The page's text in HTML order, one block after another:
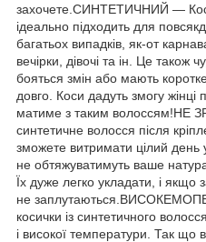
захочете.СИНТЕТИЧНИЙ —
ідеально підходить для
багатьох випадків, як-от
вечірки, дівочі та ін. Це також
бояться змін або мають
довго. Коси дадуть змогу жінці
матиме з таким
синтетичне волосся після
зможете витримати цілий день
не обтяжуватимуть ваше
Їх дуже легко укладати, і
не
косички із синтетичного
і високої температури. Так що